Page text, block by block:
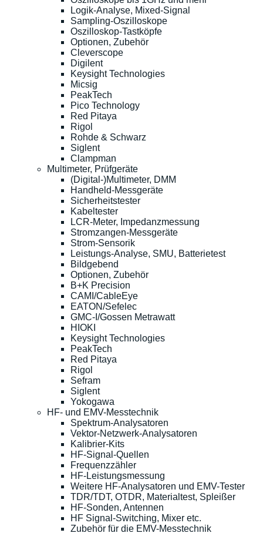
Logik-Analyse, Mixed-Signal
Sampling-Oszilloskope
Oszilloskop-Tastköpfe
Optionen, Zubehör
Cleverscope
Digilent
Keysight Technologies
Micsig
PeakTech
Pico Technology
Red Pitaya
Rigol
Rohde & Schwarz
Siglent
Clampman
Multimeter, Prüfgeräte
(Digital-)Multimeter, DMM
Handheld-Messgeräte
Sicherheitstester
Kabeltester
LCR-Meter, Impedanzmessung
Stromzangen-Messgeräte
Strom-Sensorik
Leistungs-Analyse, SMU, Batterietest
Bildgebend
Optionen, Zubehör
B+K Precision
CAMI/CableEye
EATON/Sefelec
GMC-I/Gossen Metrawatt
HIOKI
Keysight Technologies
PeakTech
Red Pitaya
Rigol
Sefram
Siglent
Yokogawa
HF- und EMV-Messtechnik
Spektrum-Analysatoren
Vektor-Netzwerk-Analysatoren
Kalibrier-Kits
HF-Signal-Quellen
Frequenzzähler
HF-Leistungsmessung
Weitere HF-Analysatoren und EMV-Tester
TDR/TDT, OTDR, Materialtest, Spleißer
HF-Sonden, Antennen
HF Signal-Switching, Mixer etc.
Zubehör für die EMV-Messtechnik